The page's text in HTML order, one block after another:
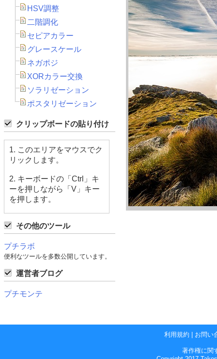
HSV調整
二階調化
セピアカラー
グレースケール
ネガポジ
XORカラー交換
ソラリゼーション
ポスタリゼーション
クリップボードの貼り付け
1. このエリアをマウスでク
リックします。
2. キーボードの「Ctrl」キ
ーを押しながら「V」キー
を押します。
その他のツール
プチラボ
便利なツールを多数公開しています。
運営者ブログ
プチモンテ
利用規約 お問い
著作権に関